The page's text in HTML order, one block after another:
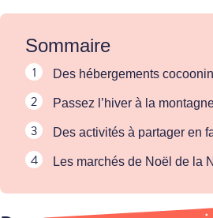
Sommaire
Des hébergements
Passez l’hiver à la
Des activités à partager en
Les marchés de Noël de la